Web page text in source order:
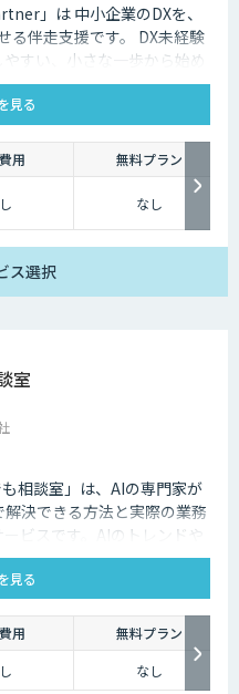
」は 中小企業のDXを、
る伴走支援です。 DX未経験
すい、小さな一歩から始め
は、大手企業のDX支援
・中小企業のための“現実
貫して支援いたします。 私
、現場に寄り添った 『ちょ
見る
用 無料プラン
なし
ス選択
室
相談室」は、AIの専門家が
決できる方法と実際の業務
ビスです。AIのトレンドや
た活用を安価にクイックに
見る
用
無料プラン
なし